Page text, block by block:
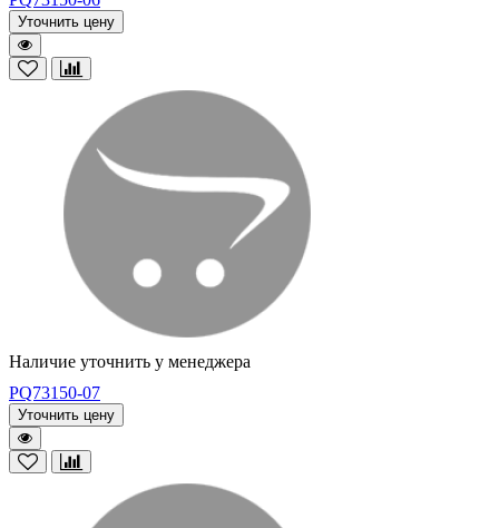
Уточнить цену
Наличие уточнить у менеджера
PQ73150-07
Уточнить цену